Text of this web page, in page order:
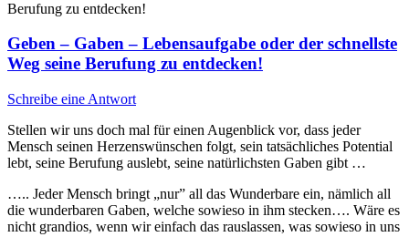
Geben – Gaben – Lebensaufgabe oder der schnellste
Weg seine Berufung zu entdecken!
Schreibe eine Antwort
Stellen wir uns doch mal für einen Augenblick vor, dass jeder
Mensch seinen Herzenswünschen folgt, sein tatsächliches Potential
lebt, seine Berufung auslebt, seine natürlichsten Gaben gibt …
….. Jeder Mensch bringt „nur” all das Wunderbare ein, nämlich all
die wunderbaren Gaben, welche sowieso in ihm stecken…. Wäre es
nicht grandios, wenn wir einfach das rauslassen, was sowieso in uns